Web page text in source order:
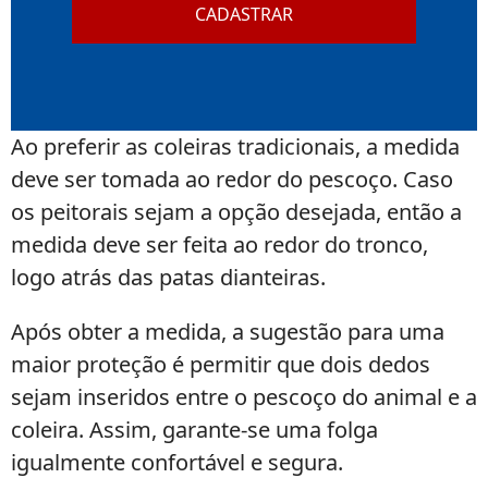
CADASTRAR
Ao preferir as coleiras tradicionais, a medida
deve ser tomada ao redor do pescoço. Caso
os peitorais sejam a opção desejada, então a
medida deve ser feita ao redor do tronco,
logo atrás das patas dianteiras.
Após obter a medida, a sugestão para uma
maior proteção é permitir que dois dedos
sejam inseridos entre o pescoço do animal e a
coleira. Assim, garante-se uma folga
igualmente confortável e segura.